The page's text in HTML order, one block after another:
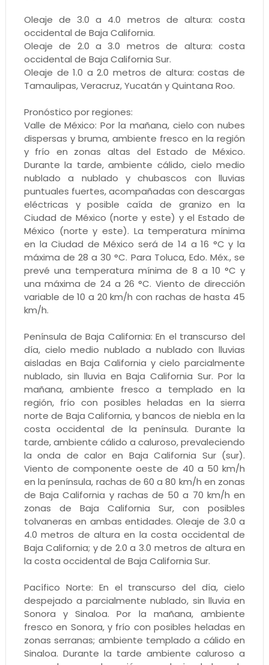
Oleaje de 3.0 a 4.0 metros de altura: costa
occidental de Baja California.
Oleaje de 2.0 a 3.0 metros de altura: costa
occidental de Baja California Sur.
Oleaje de 1.0 a 2.0 metros de altura: costas de
Tamaulipas, Veracruz, Yucatán y Quintana Roo.
Pronóstico por regiones:
Valle de México: Por la mañana, cielo con nubes
dispersas y bruma, ambiente fresco en la región
y frío en zonas altas del Estado de México.
Durante la tarde, ambiente cálido, cielo medio
nublado a nublado y chubascos con lluvias
puntuales fuertes, acompañadas con descargas
eléctricas y posible caída de granizo en la
Ciudad de México (norte y este) y el Estado de
México (norte y este). La temperatura mínima
en la Ciudad de México será de 14 a 16 °C y la
máxima de 28 a 30 °C. Para Toluca, Edo. Méx., se
prevé una temperatura mínima de 8 a 10 °C y
una máxima de 24 a 26 °C. Viento de dirección
variable de 10 a 20 km/h con rachas de hasta 45
km/h.
Península de Baja California: En el transcurso del
día, cielo medio nublado a nublado con lluvias
aisladas en Baja California y cielo parcialmente
nublado, sin lluvia en Baja California Sur. Por la
mañana, ambiente fresco a templado en la
región, frío con posibles heladas en la sierra
norte de Baja California, y bancos de niebla en la
costa occidental de la península. Durante la
tarde, ambiente cálido a caluroso, prevaleciendo
la onda de calor en Baja California Sur (sur).
Viento de componente oeste de 40 a 50 km/h
en la península, rachas de 60 a 80 km/h en zonas
de Baja California y rachas de 50 a 70 km/h en
zonas de Baja California Sur, con posibles
tolvaneras en ambas entidades. Oleaje de 3.0 a
4.0 metros de altura en la costa occidental de
Baja California; y de 2.0 a 3.0 metros de altura en
la costa occidental de Baja California Sur.
Pacífico Norte: En el transcurso del día, cielo
despejado a parcialmente nublado, sin lluvia en
Sonora y Sinaloa. Por la mañana, ambiente
fresco en Sonora, y frío con posibles heladas en
zonas serranas; ambiente templado a cálido en
Sinaloa. Durante la tarde ambiente caluroso a